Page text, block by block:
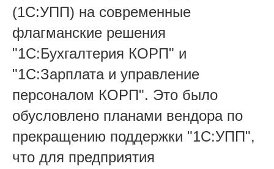
(1С:УПП) на современные
флагманские решения
"1С:Бухгалтерия КОРП" и
"1С:Зарплата и управление
персоналом КОРП". Это было
обусловлено планами вендора по
прекращению поддержки "1С:УПП",
что для предприятия